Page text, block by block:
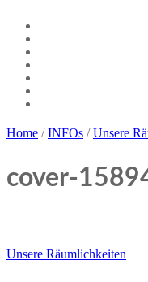
content
Gasthaus Schützen
Endingen
Home /INFOs /Unsere
cover-
Unsere Räumlichkeiten